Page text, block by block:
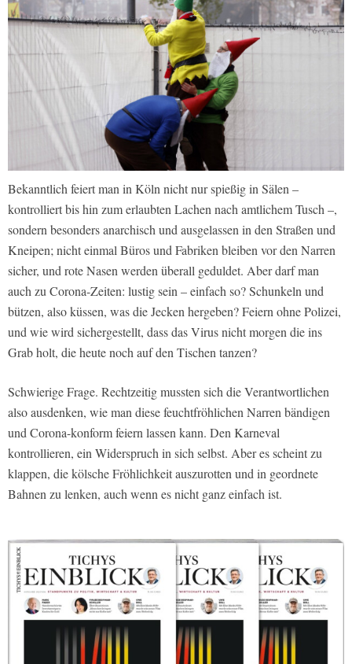
Bekanntlich feiert man in Köln nicht nur spießig in Sälen –
kontrolliert bis hin zum erlaubten Lachen nach amtlichem Tusch –,
sondern besonders anarchisch und ausgelassen in den Straßen und
Kneipen; nicht einmal Büros und Fabriken bleiben vor den Narren
sicher, und rote Nasen werden überall geduldet. Aber darf man
auch zu Corona-Zeiten: lustig sein – einfach so? Schunkeln und
bützen, also küssen, was die Jecken hergeben? Feiern ohne Polizei,
und wie wird sichergestellt, dass das Virus nicht morgen die ins
Grab holt, die heute noch auf den Tischen tanzen?
Schwierige Frage. Rechtzeitig mussten sich die Verantwortlichen
also ausdenken, wie man diese feuchtfröhlichen Narren bändigen
und Corona-konform feiern lassen kann. Den Karneval
kontrollieren, ein Widerspruch in sich selbst. Aber es scheint zu
klappen, die kölsche Fröhlichkeit auszurotten und in geordnete
Bahnen zu lenken, auch wenn es nicht ganz einfach ist.